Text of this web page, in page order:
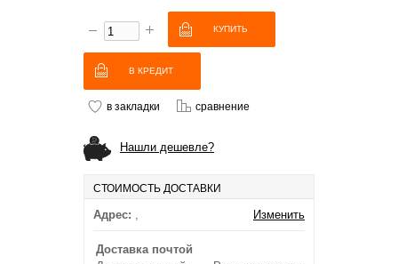
В КРЕДИТ
в закладки сравнение
Нашли дешевле?
СТОИМОСТЬ ДОСТАВКИ
Адрес: , Изменить
Доставка почтой